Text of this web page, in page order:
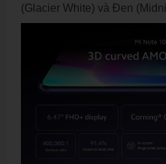
(Glacier White) và Đen